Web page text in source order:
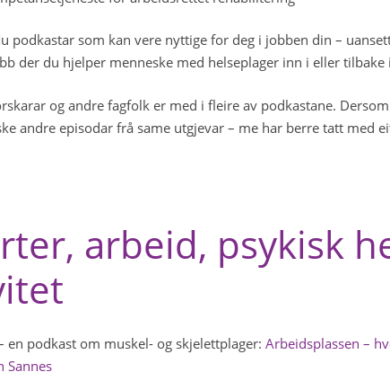
podkastar som kan vere nyttige for deg i jobben din –
der du hjelper menneske med helseplager inn i eller
og andre fagfolk er med i fleire av podkastane.
andre episodar frå same utgjevar – me har berre tatt med
arbeid, psykisk
en podkast om muskel- og skjelettplager: Arbeidsplassen –
Sannes